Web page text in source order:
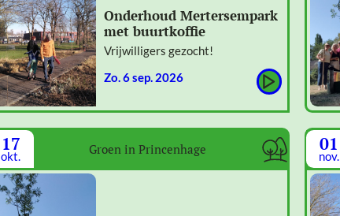
Onderhoud Mertersempark
met buurtkoffie
Vrijwilligers gezocht!
zo. 6 sep. 2026
17
okt. Groen in Princenhage 01
nov.